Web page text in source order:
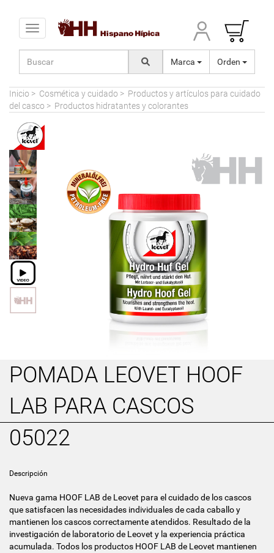
Toggle navigation
Marca Orden
Inicio > Cosmética y cuidado > Productos y artículos para cuidado
del casco > Productos hidratantes y colorantes
POMADA LEOVET HOOF
LAB PARA CASCOS
05022
Descripción
Nueva gama HOOF LAB de Leovet para el cuidado de los cascos
que satisfacen las necesidades individuales de cada caballo y
mantienen los cascos correctamente atendidos. Resultado de la
investigación de laboratorio de Leovet y la experiencia práctica
acumulada. Todos los productos HOOF LAB de Leovet mantienen